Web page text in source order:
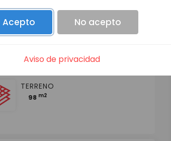
PISOS
TERRENO
98 m2
Acepto No acepto
Aviso de privacidad